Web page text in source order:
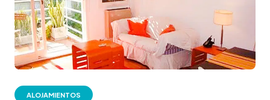
ALOJAMIENTOS